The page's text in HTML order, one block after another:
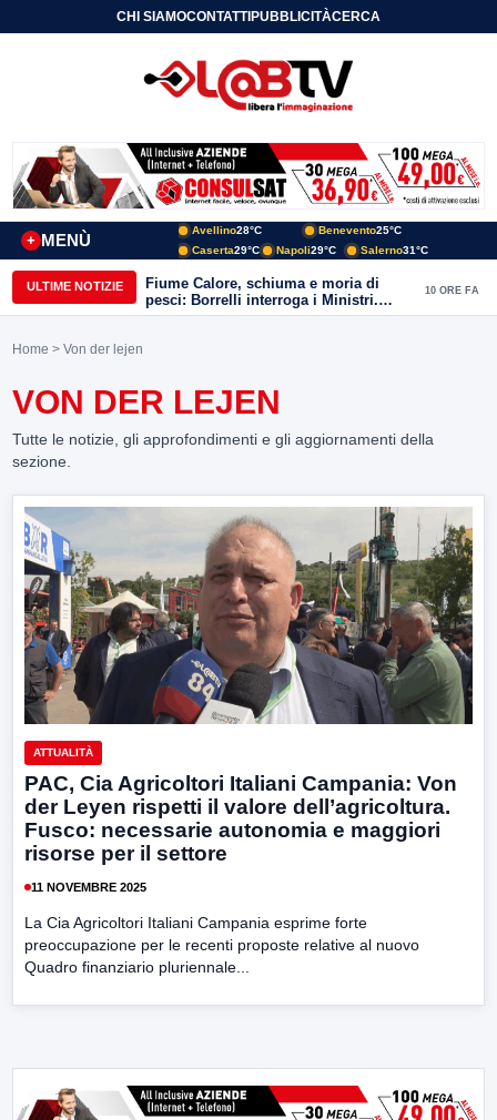
CHI SIAMOCONTATTIPUBBLICITÀCERCA
MENÙ
+
Avellino28°C Benevento25°C
Caserta29°C Napoli29°C Salerno31°C
ULTIME NOTIZIE
Fiume Calore, schiuma e moria di
pesci: Borrelli interroga i Ministri.
“Benevento paga l’assenza del
10 ORE FA
Home > Von der lejen
VON DER LEJEN
Tutte le notizie, gli approfondimenti e gli aggiornamenti della
sezione.
ATTUALITÀ
PAC, Cia Agricoltori Italiani Campania: Von
der Leyen rispetti il valore dell’agricoltura.
Fusco: necessarie autonomia e maggiori
risorse per il settore
11 NOVEMBRE 2025
La Cia Agricoltori Italiani Campania esprime forte
preoccupazione per le recenti proposte relative al nuovo
Quadro finanziario pluriennale...